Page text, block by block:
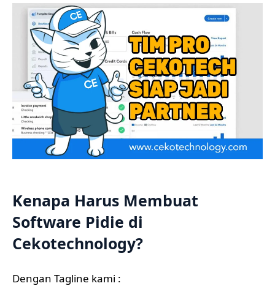
Kenapa Harus Membuat
Software Pidie di
Cekotechnology?
Dengan Tagline kami :